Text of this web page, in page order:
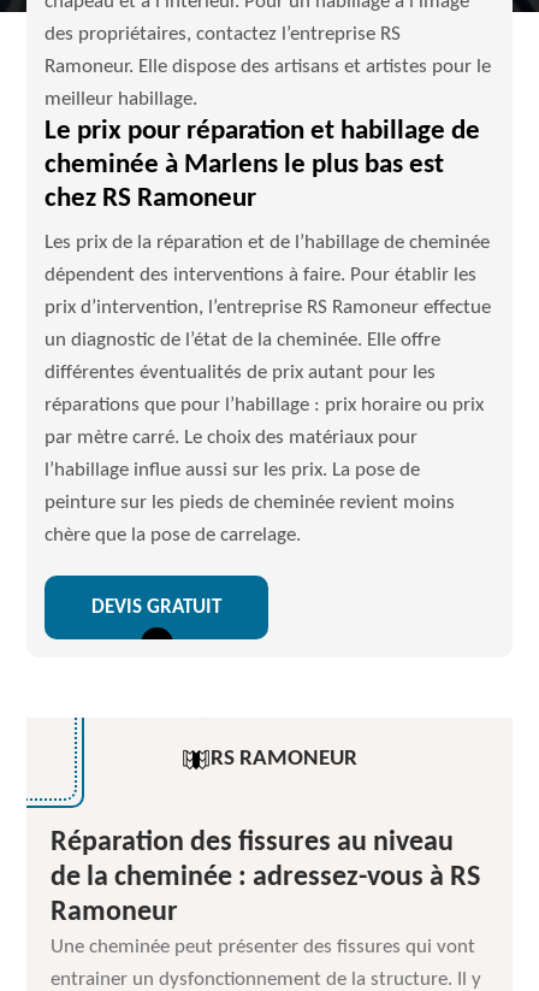
des propriétaires, contactez l’entreprise RS
Ramoneur. Elle dispose des artisans et artistes pour le
meilleur habillage.
Le prix pour réparation et habillage de
cheminée à Marlens le plus bas est
chez RS Ramoneur
Les prix de la réparation et de l’habillage de cheminée
dépendent des interventions à faire. Pour établir les
prix d’intervention, l’entreprise RS Ramoneur effectue
un diagnostic de l’état de la cheminée. Elle offre
différentes éventualités de prix autant pour les
réparations que pour l’habillage : prix horaire ou prix
par mètre carré. Le choix des matériaux pour
l’habillage influe aussi sur les prix. La pose de
peinture sur les pieds de cheminée revient moins
chère que la pose de carrelage.
DEVIS GRATUIT
RS RAMONEUR
Réparation des fissures au niveau
de la cheminée : adressez-vous à RS
Ramoneur
Une cheminée peut présenter des fissures qui vont
entrainer un dysfonctionnement de la structure. Il y